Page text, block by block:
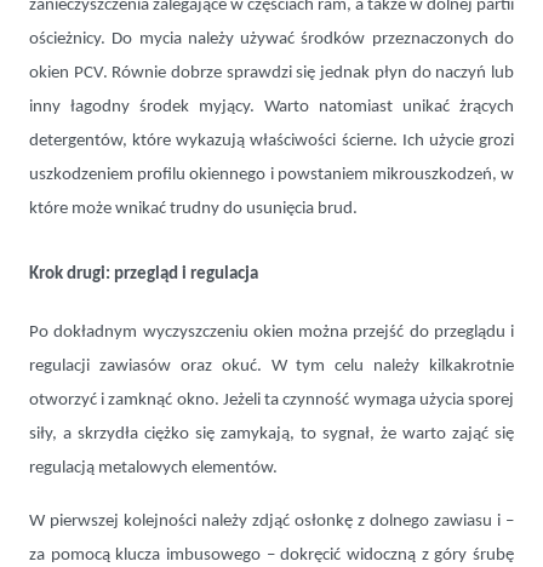
zanieczyszczenia zalegające w częściach ram, a także w dolnej partii
ościeżnicy. Do mycia należy używać środków przeznaczonych do
okien PCV. Równie dobrze sprawdzi się jednak płyn do naczyń lub
inny łagodny środek myjący. Warto natomiast unikać żrących
detergentów, które wykazują właściwości ścierne. Ich użycie grozi
uszkodzeniem profilu okiennego i powstaniem mikrouszkodzeń, w
które może wnikać trudny do usunięcia brud.
Krok drugi: przegląd i regulacja
Po dokładnym wyczyszczeniu okien można przejść do przeglądu i
regulacji zawiasów oraz okuć. W tym celu należy kilkakrotnie
otworzyć i zamknąć okno. Jeżeli ta czynność wymaga użycia sporej
siły, a skrzydła ciężko się zamykają, to sygnał, że warto zająć się
regulacją metalowych elementów.
W pierwszej kolejności należy zdjąć osłonkę z dolnego zawiasu i –
za pomocą klucza imbusowego – dokręcić widoczną z góry śrubę